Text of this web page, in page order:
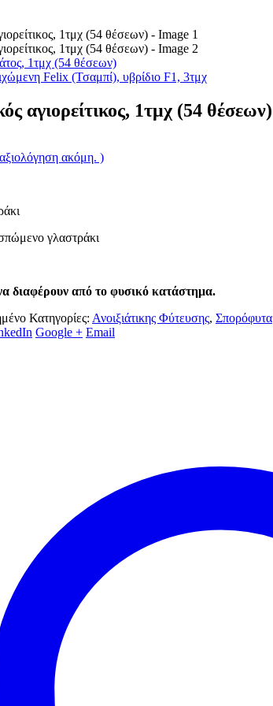
1τμχ (54 θέσεων)
Felix (Τσαμπί), υβρίδιο F1, 3τμχ
αγιορείτικος, 1τμχ (54 θέσεων)
ακόμη. )
γλαστράκι
να διαφέρουν από το φυσικό κατάστημα.
Κατηγορίες: Ανοιξιάτικης Φύτευσης, Σπορόφυτα
Google + Email